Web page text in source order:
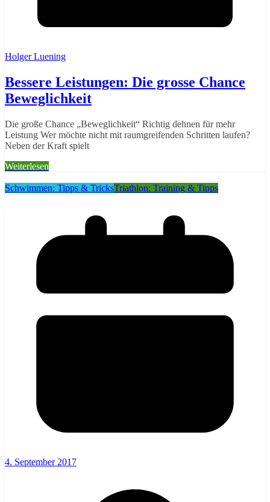
Holger Luening
Bessere Leistungen: Die grosse Chance
Beweglichkeit
Die große Chance „Beweglichkeit“ Richtig dehnen für mehr
Leistung Wer möchte nicht mit raumgreifenden Schritten laufen?
Neben der Kraft spielt
Weiterlesen
Schwimmen: Tipps & TricksTriathlon: Training & Tipps
4. September 2017